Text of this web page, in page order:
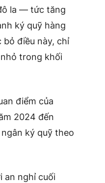
la — tức tăng
ký quỹ hàng
bỏ điều này, chỉ
trong khối
điểm của
2024 đến
ký quỹ theo
an nghỉ cuối